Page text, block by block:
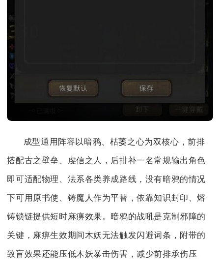
成型通用阵容以暗鸦、枯萎之心为双核心，前排
搭配古之壁垒、虔信之人，后排补一名常规输出角色
即可适配物理、法系各类养成路线，没有暗鸦的情况
下可用原书使、铸魔人作为平替，依靠知识封印、熔
铸锁链提供短时麻痹效果。暗鸦的战吼是克制邪障的
关键，麻痹生效期间木妖无法触发闪避词条，附带的
致盲效果还能压低木妖暴击伤害，减少前排承伤压